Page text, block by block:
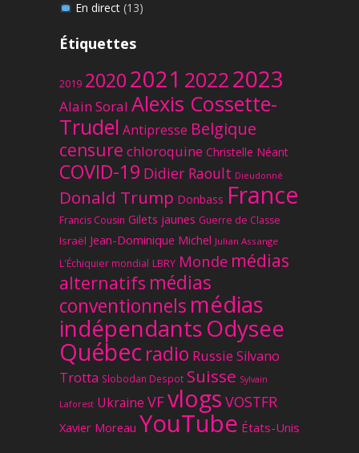
En direct(13)
Étiquettes
2019 20202021 20222023
Alain Soral Alexis Cossette-
Trudel Antipresse Belgique
censure chloroquine Christelle Néant
COVID-19 Didier Raoult Dieudonné
Donald Trump Donbass France
Francis Cousin Gilets jaunes Guerre de Classe
Israël Jean-Dominique Michel Julian Assange
L'Échiquier mondial LBRY Monde médias
alternatifs médias
conventionnels médias
indépendantsOdysee
Québec radio Russie Silvano
Trotta Slobodan Despot Suisse Sylvain
Laforest Ukraine VFvlogs VOSTFR
Xavier Moreau YouTube États-Unis